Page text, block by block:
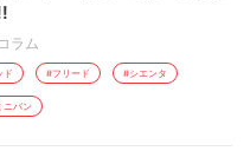
コラム
ド #フリード #シエンタ
ニバン